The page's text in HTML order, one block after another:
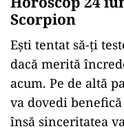
Scorpion
Ești tentat să-ți
dacă merită
acum. Pe de altă
va dovedi
însă sinceritatea